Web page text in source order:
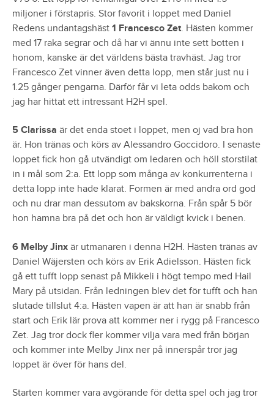
miljoner i förstapris. Stor favorit i loppet med Daniel
Redens undantagshäst 1 Francesco Zet. Hästen kommer
med 17 raka segrar och då har vi ännu inte sett botten i
honom, kanske är det världens bästa travhäst. Jag tror
Francesco Zet vinner även detta lopp, men står just nu i
1.25 gånger pengarna. Därför får vi leta odds bakom och
jag har hittat ett intressant H2H spel.
5 Clarissa är det enda stoet i loppet, men oj vad bra hon
är. Hon tränas och körs av Alessandro Goccidoro. I senaste
loppet fick hon gå utvändigt om ledaren och höll storstilat
in i mål som 2:a. Ett lopp som många av konkurrenterna i
detta lopp inte hade klarat. Formen är med andra ord god
och nu drar man dessutom av bakskorna. Från spår 5 bör
hon hamna bra på det och hon är väldigt kvick i benen.
6 Melby Jinx är utmanaren i denna H2H. Hästen tränas av
Daniel Wäjersten och körs av Erik Adielsson. Hästen fick
gå ett tufft lopp senast på Mikkeli i högt tempo med Hail
Mary på utsidan. Från ledningen blev det för tufft och han
slutade tillslut 4:a. Hästen vapen är att han är snabb från
start och Erik lär prova att kommer ner i rygg på Francesco
Zet. Jag tror dock fler kommer vilja vara med från början
och kommer inte Melby Jinx ner på innerspår tror jag
loppet är över för hans del.
Starten kommer vara avgörande för detta spel och jag tror